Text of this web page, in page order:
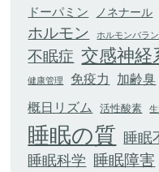
ドーパミン ノネナール
ホルモン ホルモンバラ
不眠症 交感神経
健康管理 免疫力 加齢臭
概日リズム 活性酸素
睡眠の質 睡眠
睡眠科学 睡眠障害